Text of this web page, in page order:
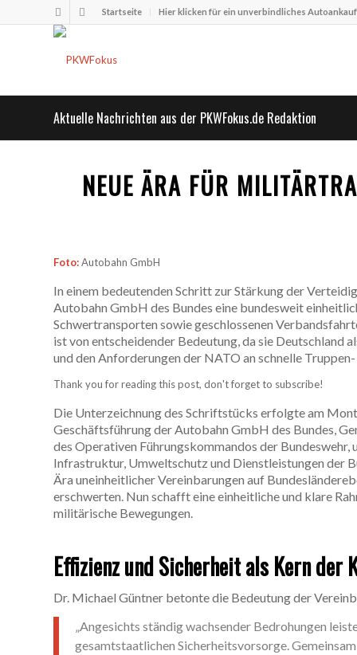
Startseite Hier klicken für ein unverbindliches
Aktuelle Nachrichten aus der PKWFokus.de Redaktion
NEUE ÄRA FÜR
Foto:Autobahn GmbH
In einem bedeutenden Schritt zur Stärkung der
Autobahn GmbH des Bundes eine bundesweit
Schwertransporten sowie geschlossenen
ist von entscheidender Bedeutung, da sie Deutschland
und den Anforderungen der NATO an schnelle
Thank you for reading this post, don't forget to subscribe!
Die Unterzeichnung des Schriftstücks erfolgte am
Geschäftsführung der Autobahn GmbH des Bundes,
des Operativen Führungskommandos der
Infrastruktur, Umweltschutz und Dienstleistungen der
Ära uneinheitlicher Vereinbarungen auf
erschwerten. Nun schafft eine einheitliche und klare
militärische Bewegungen.
Effizienz und Sicherheit als Kern der
Dr. Michael Güntner betonte die Bedeutung der
„Angesichts ständig wachsender Bedrohungen
gesamtstaatlichen Sicherheitsvorsorge.